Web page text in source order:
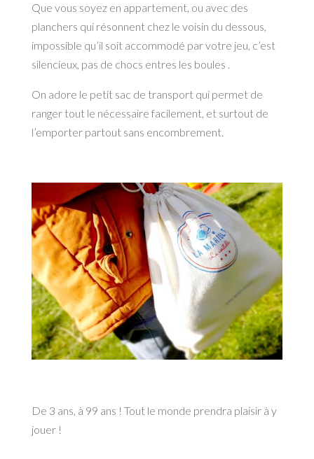
Que vous soyez en appartement, ou avec des
planchers qui résonnent chez le voisin du dessous,
impossible qu’il soit accommodé par votre jeu, c’est
silencieux, pas de chocs entres les boules .
On adore le petit sac de transport qui permet de
ranger tout le nécessaire facilement, et surtout de
l’emporter partout sans encombrement.
De 3 ans, à 99 ans ! Tout le monde prendra plaisir à y
jouer !